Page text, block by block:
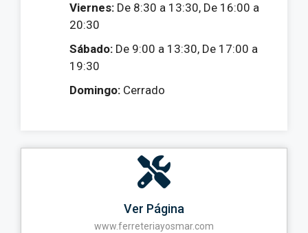
Viernes: De 8:30 a 13:30, De 16:00 a
20:30
Sábado: De 9:00 a 13:30, De 17:00 a
19:30
Domingo: Cerrado
Ver Página
www.ferreteriayosmar.com